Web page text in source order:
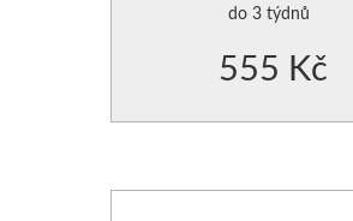
do 3 týdnů
555 Kč